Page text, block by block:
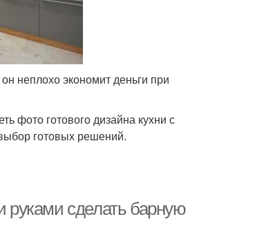
неплохо экономит деньги при
фото готового дизайна кухни с
готовых решений.
руками сделать барную